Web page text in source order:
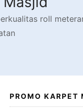
roll
PROMO KARPET